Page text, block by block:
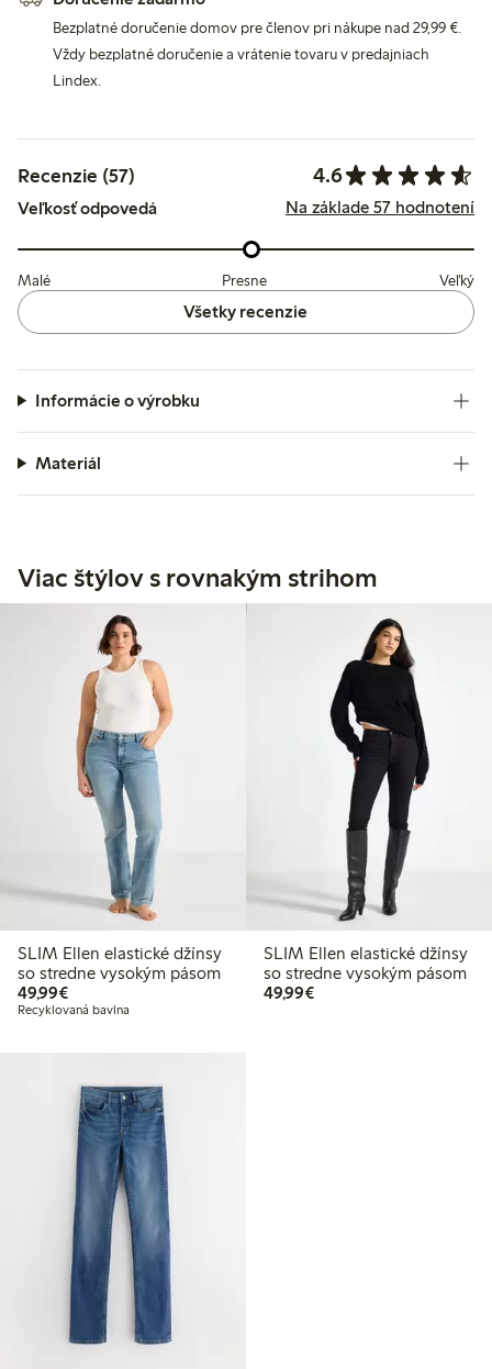
Bezplatné doručenie domov pre členov pri nákupe nad 29,99 €.
Vždy bezplatné doručenie a vrátenie tovaru v predajniach
Lindex.
Recenzie (57) 4.6
Veľkosť odpovedá Na základe 57 hodnotení
Malé Presne Veľký
Všetky recenzie
Informácie o výrobku
Materiál
Viac štýlov s rovnakým strihom
SLIM Ellen elastické džínsy
so stredne vysokým pásom
49,99€49,99 €
Recyklovaná bavlna
SLIM Ellen elastické džínsy
so stredne vysokým pásom
49,99€49,99 €